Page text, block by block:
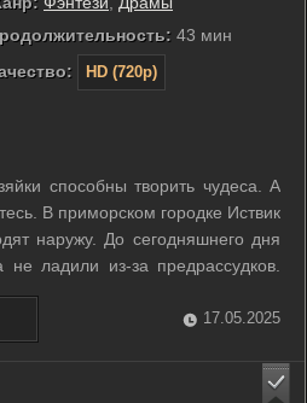
43 мин
HD (720p)
способны творить чудеса. А
В приморском городке Иствик
наружу. До сегодняшнего дня
ладили из-за предрассудков.
Кэт - примерная жена и
Но после странной встречи в
17.05.2025